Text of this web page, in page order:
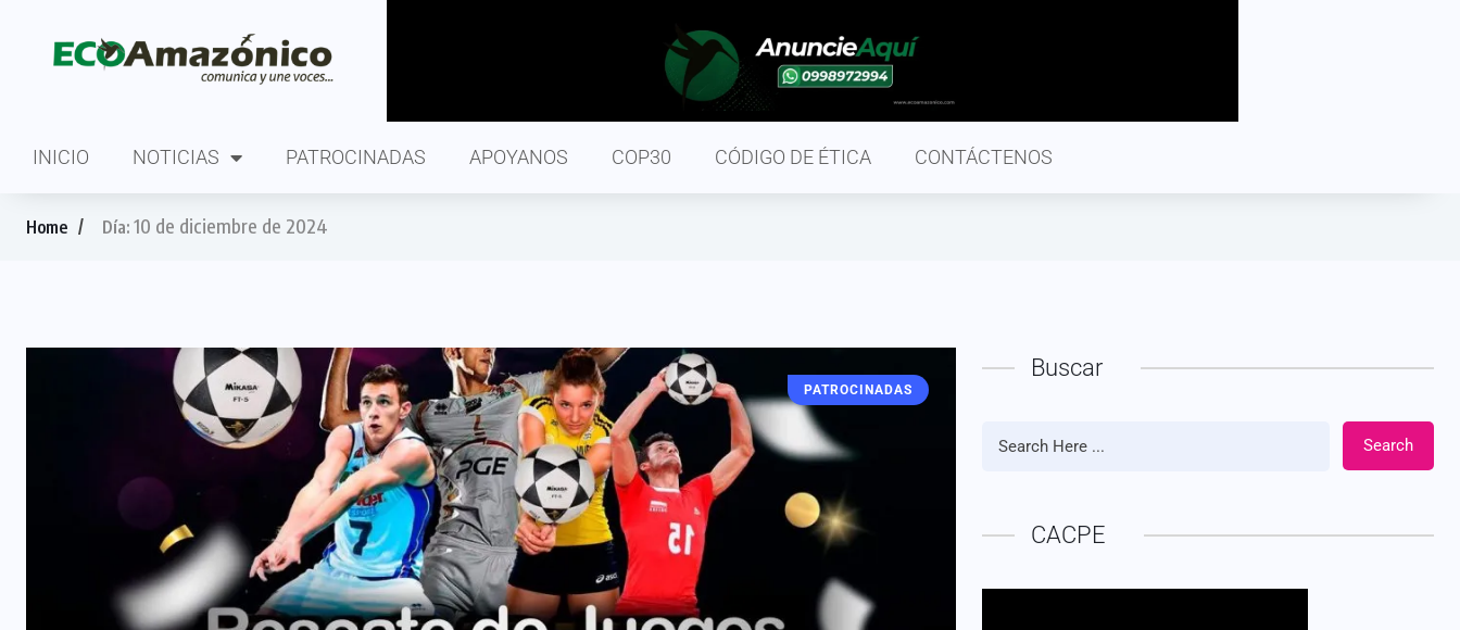
INICIO NOTICIAS PATROCINADAS APOYANOS COP30 CÓDIGO DE ÉTICA CONTÁCTENOS
Home Día: 10 de diciembre de 2024
PATROCINADAS
Buscar
Search
CACPE